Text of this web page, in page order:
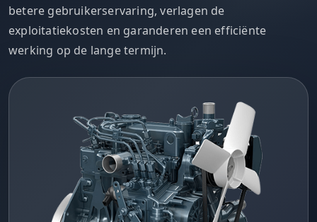
betere gebruikerservaring, verlagen de
exploitatiekosten en garanderen een efficiënte
werking op de lange termijn.